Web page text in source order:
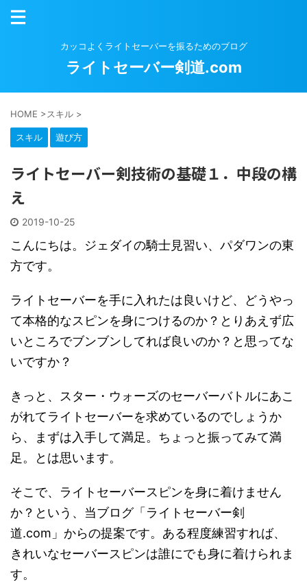
カッコよくライトセーバーを振るためのブログ
ライトセーバー剣道.com
HOME >スキル >
スキル 遊び方
ライトセーバー剣技術の基礎１．中段の構
え
2019-10-25
こんにちは。ジェダイの騎士見習い、パダワンの東
方です。
ライトセーバーを手に入れたは良いけど、どうやっ
て本格的なスピンを身につけるのか？とりあえず広
いところでブンブンしてれば良いのか？と思ってな
いですか？
きっと、スター・ウォーズのセーバーバトルにあこ
がれてライトセーバーを求めているのでしょうか
ら、まずは入手して満足。ちょっと振ってみて満
足。とは思います。
そこで、ライトセーバースピンを身に着けません
か？という、当ブログ「ライトセーバー剣
道.com」からの提案です。ある程度練習すれば、
きれいなセーバースピンは誰にでも身に着けられま
す。